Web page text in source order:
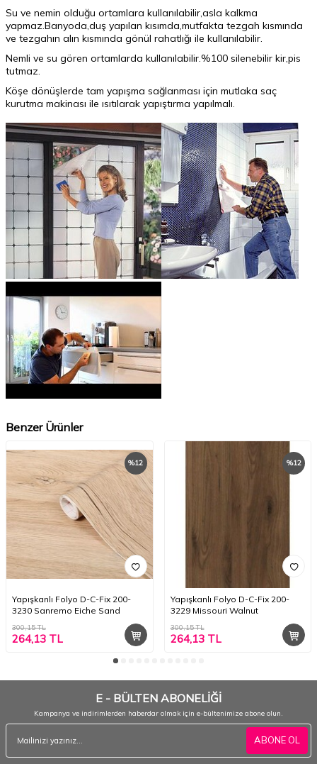
Su ve nemin olduğu ortamlara kullanılabilir,asla kalkma
yapmaz.Banyoda,duş yapılan kısımda,mutfakta tezgah kısmında
ve tezgahın alın kısmında gönül rahatlığı ile kullanılabilir.
Nemli ve su gören ortamlarda kullanılabilir.%100 silenebilir kir,pis
tutmaz.
Köşe dönüşlerde tam yapışma sağlanması için mutlaka saç
kurutma makinası ile ısıtılarak yapıştırma yapılmalı.
Benzer Ürünler
%12
Yapışkanlı Folyo D-C-Fix 200-
3230 Sanremo Eiche Sand
300,15TL
264,13 TL
%12
Yapışkanlı Folyo D-C-Fix 200-
3229 Missouri Walnut
300,15TL
264,13TL
E - BÜLTEN ABONELİĞİ
Kampanya ve indirimlerden haberdar olmak için e-bültenimize abone olun.
ABONE OL